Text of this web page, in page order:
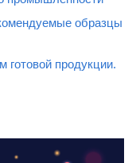
образцы
готовой продукции.